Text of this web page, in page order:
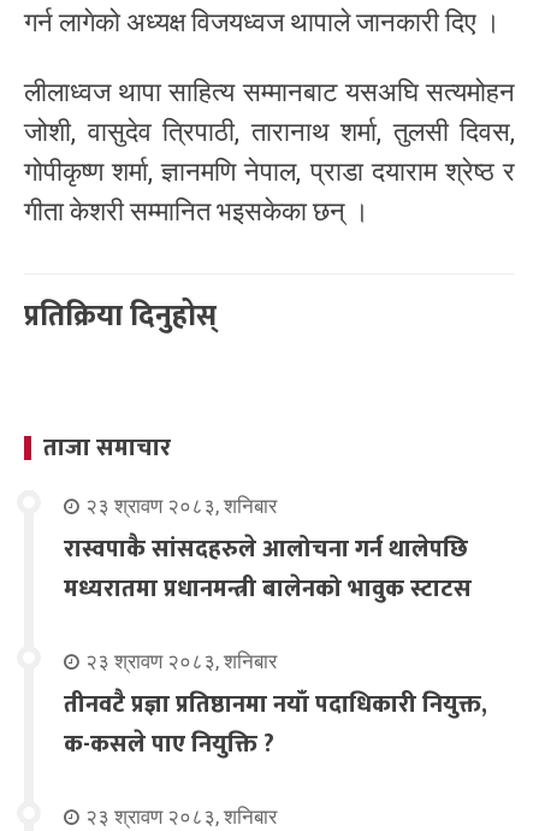
गर्न लागेको अध्यक्ष विजयध्वज थापाले जानकारी दिए ।
लीलाध्वज थापा साहित्य सम्मानबाट यसअघि सत्यमोहन
जोशी, वासुदेव त्रिपाठी, तारानाथ शर्मा, तुलसी दिवस,
गोपीकृष्ण शर्मा, ज्ञानमणि नेपाल, प्राडा दयाराम श्रेष्ठ र
गीता केशरी सम्मानित भइसकेका छन् ।
प्रतिक्रिया दिनुहोस्
ताजा समाचार
२३ श्रावण २०८३, शनिबार
रास्वपाकै सांसदहरुले आलोचना गर्न थालेपछि
मध्यरातमा प्रधानमन्त्री बालेनको भावुक स्टाटस
२३ श्रावण २०८३, शनिबार
तीनवटै प्रज्ञा प्रतिष्ठानमा नयाँ पदाधिकारी नियुक्त,
क-कसले पाए नियुक्ति ?
२३ श्रावण २०८३, शनिबार